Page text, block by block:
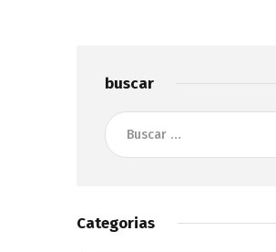
buscar
Buscar:
Categorias